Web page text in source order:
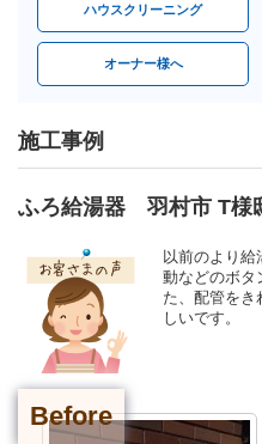
ハウスクリーニング
オーナー様へ
施工事例
ふろ給湯器 羽村市 T様
以前のより給
動などのボタ
た、配管をき
しいです。
Before